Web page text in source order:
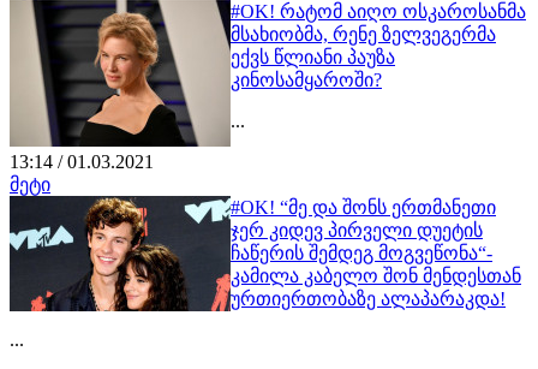
#OK! რატომ აიღო ოსკაროსანმა
მსახიობმა, რენე ზელვეგერმა
ექვს წლიანი პაუზა
კინოსამყაროში?
...
13:14 / 01.03.2021
მეტი
#OK! “მე და შონს ერთმანეთი
ჯერ კიდევ პირველი დუეტის
ჩაწერის შემდეგ მოგვეწონა“-
კამილა კაბელო შონ მენდესთან
ურთიერთობაზე ალაპარაკდა!
...